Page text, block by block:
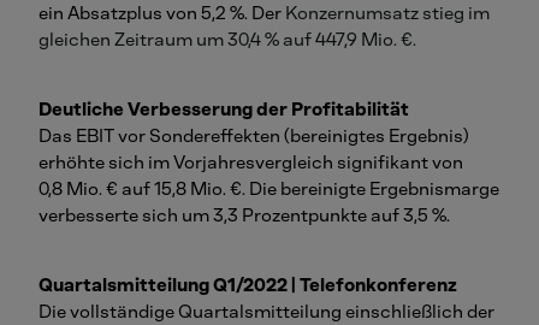
ein Absatzplus von 5,2 %. Der Konzernumsatz stieg im
gleichen Zeitraum um 30,4 % auf 447,9 Mio. €.
Deutliche Verbesserung der Profitabilität
Das EBIT vor Sondereffekten (bereinigtes Ergebnis)
erhöhte sich im Vorjahresvergleich signifikant von
0,8 Mio. € auf 15,8 Mio. €. Die bereinigte Ergebnismarge
verbesserte sich um 3,3 Prozentpunkte auf 3,5 %.
Quartalsmitteilung Q1/2022 | Telefonkonferenz
Die vollständige Quartalsmitteilung einschließlich der